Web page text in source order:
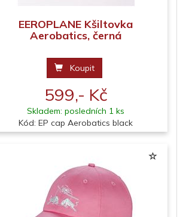
EEROPLANE Kšiltovka
Aerobatics, černá
Koupit
599,- Kč
Skladem: posledních 1 ks
Kód: EP cap Aerobatics black